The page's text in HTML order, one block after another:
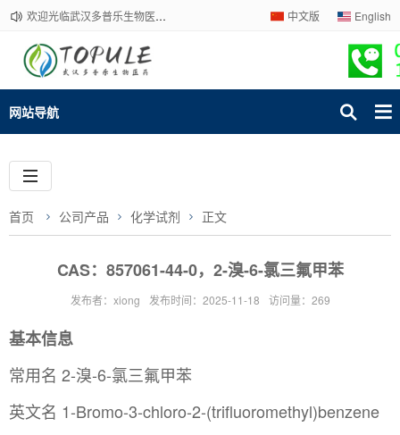
欢迎光临武汉多普乐生物医药有限公司官网！下单请咨询客服，我们热情为您服务！ 中文版 English
网站导航
首页 公司产品 化学试剂 正文
CAS：857061-44-0，2-溴-6-氯三氟甲苯
发布者：xiong 发布时间：2025-11-18 访问量：269
基本信息
常用名 2-溴-6-氯三氟甲苯
英文名 1-Bromo-3-chloro-2-(trifluoromethyl)benzene